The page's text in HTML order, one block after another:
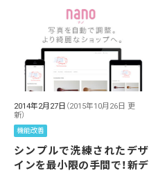
2014年2月27日 （2015年10月26日 更
新）
機能改善
シンプルで洗練されたデザ
インを最小限の手間で！新デ